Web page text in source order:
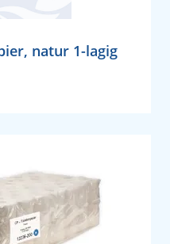
natur 1-lagig